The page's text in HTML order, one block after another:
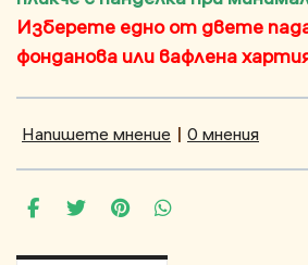
Изберете едно от двете
фонданова или вафлена
Напишете мнение | 0 мнения